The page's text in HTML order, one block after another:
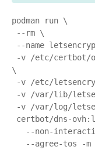
podman run \
\